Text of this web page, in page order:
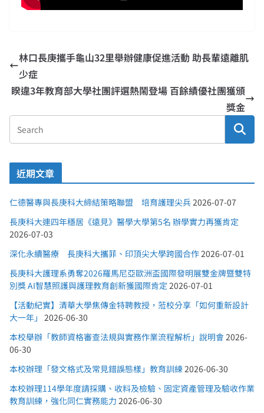
林口長庚攜手龜山32里舉辦健康促進活動 助長輩遠離肌
少症
睽違3年教育部大學社團評選熱鬧登場 百餘績優社團獲頒
獎金
近期文章
仁德醫專與長庚科大締結策略聯盟 培育護理尖兵 2026-07-07
長庚科大連四年穩居《遠見》醫學大學第5名 辦學實力再獲肯定
2026-07-03
深化永續醫療 長庚科大攜菲、印頂尖大學跨國合作 2026-07-01
長庚科大護理系勇奪2026羅馬尼亞歐洲盃國際發明展雙金牌暨雙特
別獎 AI智慧照護與護理教育創新獲國際肯定 2026-07-01
【活動紀實】清華大學焦傳金特聘教授，蒞校分享「如何重新設計
大一年」
2026-06-30
本校舉辦「教師資格審查法規與實務作業流程解析」說明會 2026-
06-30
本校辦理「發文格式及常見錯誤態樣」教育訓練 2026-06-30
本校辦理114學年度請採購、收料及檢驗、固定資產管理及驗收作業
教育訓練，強化同仁實務能力 2026-06-30